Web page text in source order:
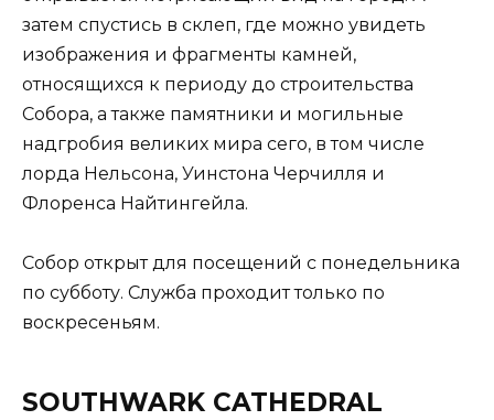
затем спустись в склеп, где можно увидеть
изображения и фрагменты камней,
относящихся к периоду до строительства
Собора, а также памятники и могильные
надгробия великих мира сего, в том числе
лорда Нельсона, Уинстона Черчилля и
Флоренса Найтингейла.
Собор открыт для посещений с понедельника
по субботу. Служба проходит только по
воскресеньям.
SOUTHWARK CATHEDRAL